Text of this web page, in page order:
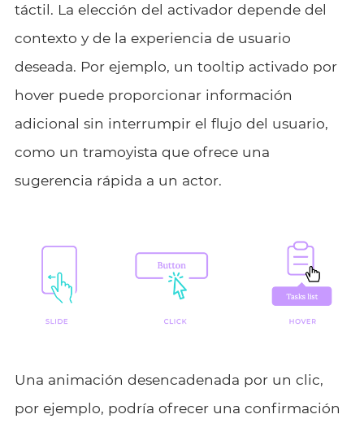
táctil. La elección del activador depende del
contexto y de la experiencia de usuario
deseada. Por ejemplo, un tooltip activado por
hover puede proporcionar información
adicional sin interrumpir el flujo del usuario,
como un tramoyista que ofrece una
sugerencia rápida a un actor.
Una animación desencadenada por un clic,
por ejemplo, podría ofrecer una confirmación